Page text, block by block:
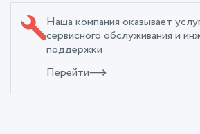
Наша компания оказывает
сервисного обслуживания и
поддержки
Перейти